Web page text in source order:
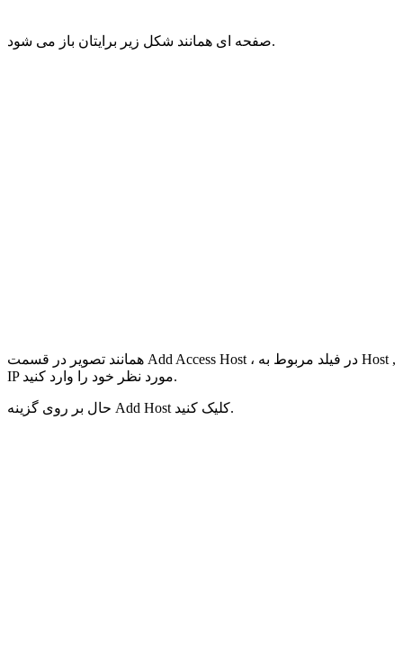
صفحه ای همانند شکل زیر برایتان باز می شود.
همانند تصویر در قسمت Add Access Host ، در فیلد مربوط به Host ,
IP مورد نظر خود را وارد کنید.
حال بر روی گزینه Add Host کلیک کنید.